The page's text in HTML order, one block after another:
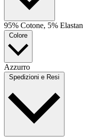
95% Cotone, 5% Elastan
Colore
Azzurro
Spedizioni e Resi